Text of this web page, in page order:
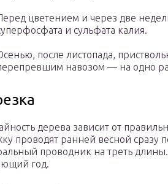
цветением и через две
и сульфата калия.
после листопада,
навозом — на одно
дерева зависит от
проводят ранней весной сразу
проводник на треть
год.